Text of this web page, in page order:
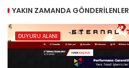
YAKIN ZAMANDA GÖNDERILENLER
DUYURU ALANI